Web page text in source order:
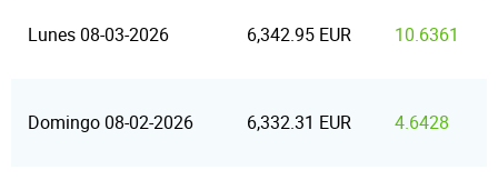
Lunes 08-03-2026 6,342.95 EUR 10.6361
Domingo 08-02-2026 6,332.31 EUR 4.6428